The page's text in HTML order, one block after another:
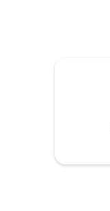
de estar y
de 1
encimera,
inoxidable
limpio y